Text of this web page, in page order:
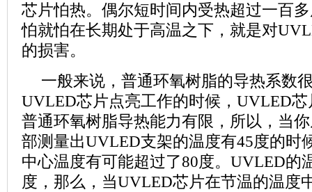
芯片怕热。偶尔短时间内受热超过一百
怕就怕在长期处于高温之下，就是对
的损害。
一般来说，普通环氧树脂的导热系数
UVLED芯片点亮工作的时候， UVLED芯
普通环氧树脂导热能力有限，所以，当
部测量出UVLED支架的温度有45度的时
中心温度有可能超过了80度。 UVLED的
度，那么，当UVLED芯片在节温的温度